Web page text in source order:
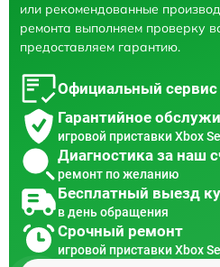
или рекомендованные
ремонта выполняем проверку
предоставляем гарантию.
Официальный сервис
Гарантийное
игровой приставки Xbox
Диагностика за наш
ремонт по желанию
Бесплатный выезд
в день обращения
Срочный ремонт
игровой приставки Xbox